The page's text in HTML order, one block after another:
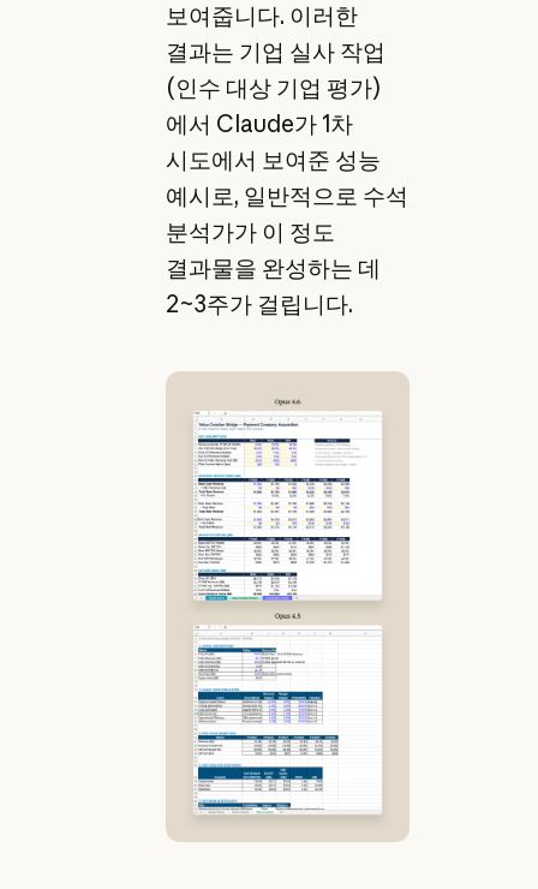
보여줍니다. 이러한
결과는 기업 실사 작업
(인수 대상 기업 평가)
에서 Claude가 1차
시도에서 보여준 성능
예시로, 일반적으로 수석
분석가가 이 정도
결과물을 완성하는 데
2~3주가 걸립니다.